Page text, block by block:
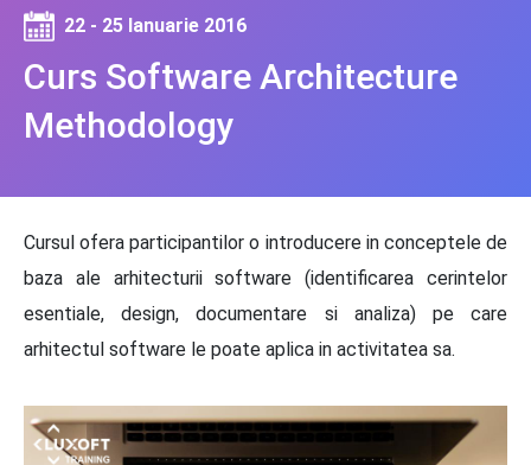
Curs Software Architecture
Methodology
22 - 25 Ianuarie 2016
Cursul ofera participantilor o introducere in conceptele de
baza ale arhitecturii software (identificarea cerintelor
esentiale, design, documentare si analiza) pe care
arhitectul software le poate aplica in activitatea sa.